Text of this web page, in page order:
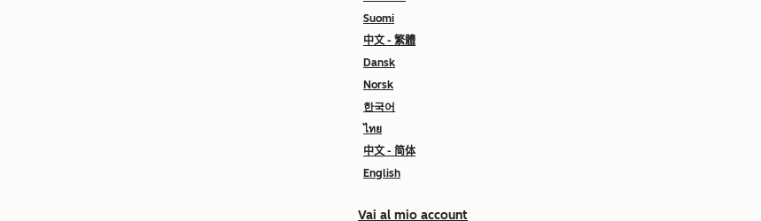
Suomi
中文 - 繁體
Dansk
Norsk
한국어
ไทย
中文 - 简体
English
Vai al mio account